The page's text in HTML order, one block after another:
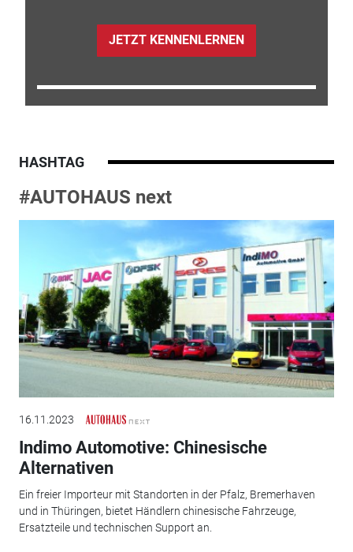
JETZT KENNENLERNEN
HASHTAG
#AUTOHAUS next
16.11.2023
Indimo Automotive: Chinesische
Alternativen
Ein freier Importeur mit Standorten in der Pfalz, Bremerhaven
und in Thüringen, bietet Händlern chinesische Fahrzeuge,
Ersatzteile und technischen Support an.